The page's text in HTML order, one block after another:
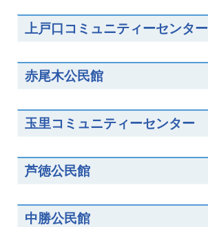
上戸口コミュニティーセンター
赤尾木公民館
玉里コミュニティーセンター
芦徳公民館
中勝公民館